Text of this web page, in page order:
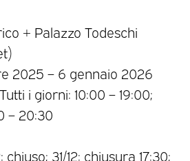
+ Palazzo Todeschi
2025 – 6 gennaio 2026
i giorni: 10:00 – 19:00;
– 20:30
chiuso; 31/12: chiusura 17:30;